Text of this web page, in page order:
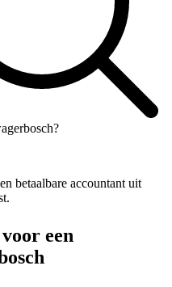
betaalbare accountant uit
een